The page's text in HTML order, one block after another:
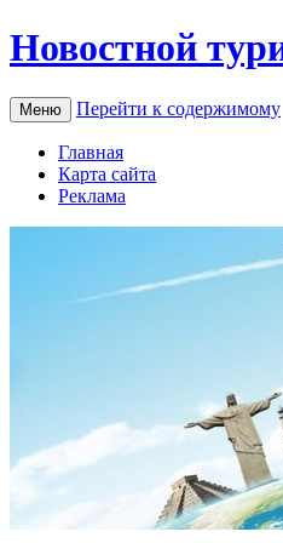
Новостной
Меню Перейти к содержимому
Главная
Карта сайта
Реклама